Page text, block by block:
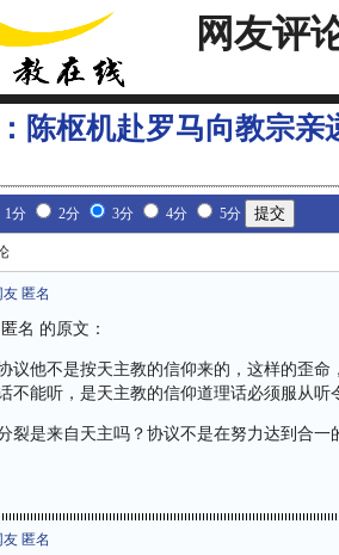
网友评
陈枢机赴罗马向教宗
1分 2分 3分 4分 5分
匿名
名 的原文：
议他不是按天主教的信仰来的，这样的歪
不能听，是天主教的信仰道理话必须服从听
裂是来自天主吗？协议不是在努力达到合
匿名